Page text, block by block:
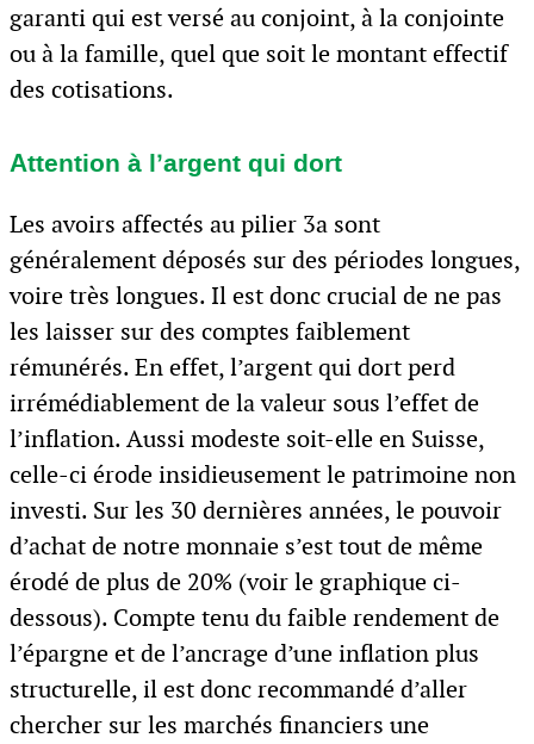
garanti qui est versé au conjoint, à la conjointe
ou à la famille, quel que soit le montant effectif
des cotisations.
Attention à l’argent qui dort
Les avoirs affectés au pilier 3a sont
généralement déposés sur des périodes longues,
voire très longues. Il est donc crucial de ne pas
les laisser sur des comptes faiblement
rémunérés. En effet, l’argent qui dort perd
irrémédiablement de la valeur sous l’effet de
l’inflation. Aussi modeste soit-elle en Suisse,
celle-ci érode insidieusement le patrimoine non
investi. Sur les 30 dernières années, le pouvoir
d’achat de notre monnaie s’est tout de même
érodé de plus de 20% (voir le graphique ci-
dessous). Compte tenu du faible rendement de
l’épargne et de l’ancrage d’une inflation plus
structurelle, il est donc recommandé d’aller
chercher sur les marchés financiers une